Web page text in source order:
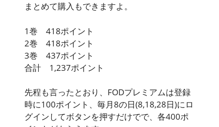
まとめて購入もできますよ。
1巻 418ポイント
2巻 418ポイント
3巻 437ポイント
合計 1,237ポイント
先程も言ったとおり、FODプレミアムは登録
時に100ポイント、毎月8の日(8,18,28日)にロ
グインしてボタンを押すだけでで、各400ポ